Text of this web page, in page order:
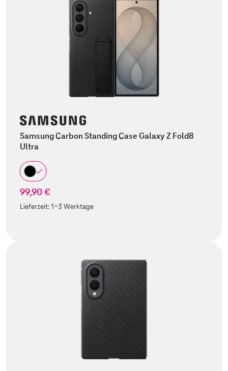
Samsung Carbon Standing Case Galaxy Z Fold8
Ultra
99,90 €
Lieferzeit:1-3 Werktage